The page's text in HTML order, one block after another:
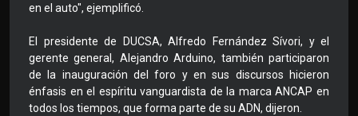
en el auto", ejemplificó.
El presidente de DUCSA, Alfredo Fernández Sívori, y el
gerente general, Alejandro Arduino, también participaron
de la inauguración del foro y en sus discursos hicieron
énfasis en el espíritu vanguardista de la marca ANCAP en
todos los tiempos, que forma parte de su ADN, dijeron.